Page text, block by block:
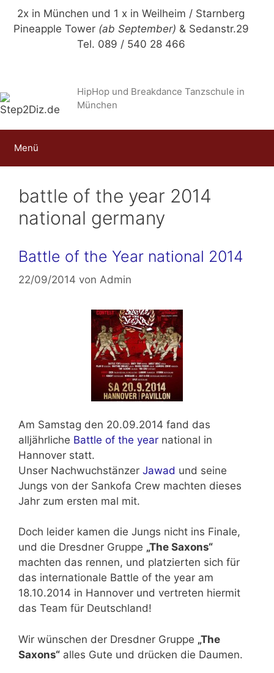
Zum
Inhalt
2x in München und 1 x in Weilheim / Starnberg
Pineapple Tower (ab September) & Sedanstr.29
Tel. 089 / 540 28 466
HipHop und Breakdance Tanzschule in
München
Menü
battle of the year 2014
national germany
Battle of the Year national 2014
22/09/2014 von Admin
Am Samstag den 20.09.2014 fand das
alljährliche Battle of the year national in
Hannover statt.
Unser Nachwuchstänzer Jawad und seine
Jungs von der Sankofa Crew machten dieses
Jahr zum ersten mal mit.
Doch leider kamen die Jungs nicht ins Finale,
und die Dresdner Gruppe „The Saxons“
machten das rennen, und platzierten sich für
das internationale Battle of the year am
18.10.2014 in Hannover und vertreten hiermit
das Team für Deutschland!
Wir wünschen der Dresdner Gruppe „The
Saxons“ alles Gute und drücken die Daumen.